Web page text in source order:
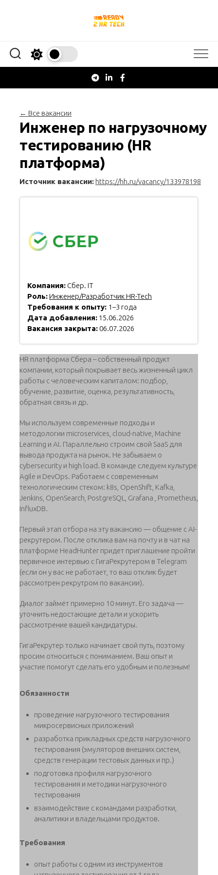
← Все вакансии
Инженер по нагрузочному
тестированию (HR
платформа)
Источник вакансии: https://hh.ru/vacancy/133978198
Компания: Сбер. IT
Роль:Инженер/Разработчик HR-Tech
Требования к опыту: 1–3 года
Дата добавления: 15.06.2026
Вакансия закрыта: 06.07.2026
HR платформа Сбера – собственный продукт
компании, который покрывает весь жизненный цикл
работы с человеческим капиталом: подбор,
обучение, развитие, оценка, результативность,
обратная связь и др.
Мы используем современные подходы и
методологии microservices, cloud-native, Machine
Learning и AI. Параллельно строим свой SaaS для
вывода продукта на рынок. Не забываем о
cybersecurity и high load. В команде следуем культуре
Agile и DevOps. Работаем с современным
технологическим стеком: k8s, OpenShift, Kafka,
Jenkins, OpenSearch, PostgreSQL, Grafana , Prometheus,
InfluxDB.
Первый этап отбора на эту вакансию — общение с AI-
рекрутером. После отклика вам на почту и в чат на
платформе HeadHunter придет приглашение пройти
первичное интервью с ГигаРекрутером в Telegram
(если он у вас не работает, то ваш отклик будет
рассмотрен рекрутром по вакансии).
Диалог займёт примерно 10 минут. Его задача —
уточнить недостающие детали и ускорить
рассмотрение вашей кандидатуры.
ГигаРекрутер только начинает свой путь, поэтому
просим относиться с пониманием. Ваш опыт и
участие помогут сделать его удобным и полезным!
Обязанности
проведение нагрузочного тестирования
микросервисных приложений
разработка прикладных средств нагрузочного
тестирования (эмуляторов внешних систем,
средств генерации тестовых данных и пр.)
подготовка профиля нагрузочного
тестирования и методики нагрузочного
тестирования
взаимодействие с командами разработки,
аналитики и владельцами продуктов.
Требования
опыт работы с одним из инструментов